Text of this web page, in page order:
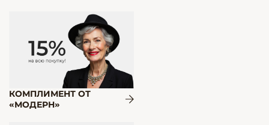
КОМПЛИМЕНТ ОТ
«МОДЕРН»